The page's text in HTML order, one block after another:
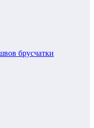
брусчатки